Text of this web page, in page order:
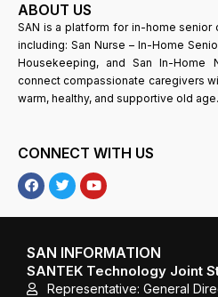
ABOUT US
SAN is a platform for in-home
including: San Nurse – In-Home
Housekeeping, and San In-Home
connect compassionate caregivers
warm, healthy, and supportive old age.
CONNECT WITH US
F
a
c
e
o
o
k
T
w
i
t
e
r
Y
o
u
T
b
e
SAN INFORMATION
SANTEK Technology Joint
Representative: General